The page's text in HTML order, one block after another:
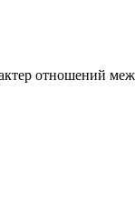
отношений